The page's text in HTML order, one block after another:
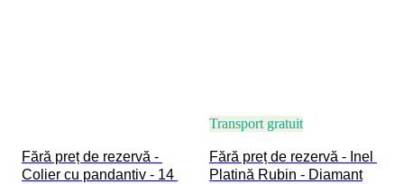
Fără preț de rezervă -
Colier cu pandantiv - 14
Transport gratuit
Fără preț de rezervă - Inel
Platină Rubin - Diamant